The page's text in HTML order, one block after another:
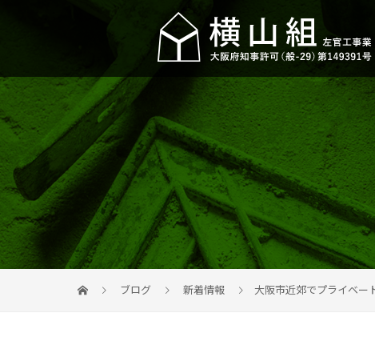
ブログ 新着情報 大阪市近郊でプライベー